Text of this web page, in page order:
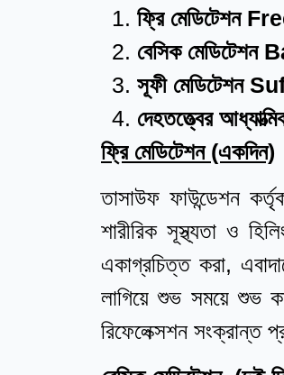
ফ্রি মেডিটেশন
বেসিক মেডিটেশন
সূফী মেডিটেশন
দেহতত্ত্বের
ফ্রি মেডিটেশন (একদিন)
তাসাউফ ফাউন্ডেশন
শারীরিক সূস্থ্যতা ও
একাগ্রচিত্ত করা,
লাগিয়ে শুভ সময়ে শুভ
রিফেলেক্সশন সংক্রান্ত